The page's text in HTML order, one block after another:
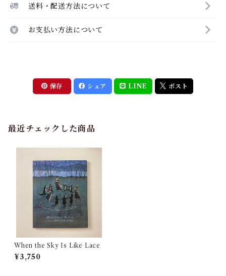
送料・配送方法について
お支払い方法について
保存 シェア LINE ポスト
最近チェックした商品
When the Sky Is Like Lace
¥3,750